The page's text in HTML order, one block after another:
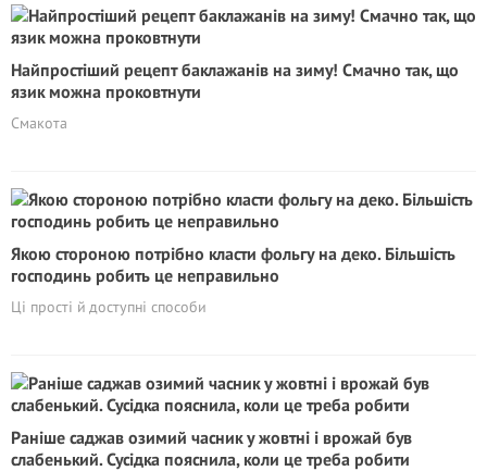
Найпростіший рецепт баклажанів на зиму! Смачно так, що
язик можна проковтнути
Смакота
Якою стороною потрібно класти фольгу на деко. Більшість
господинь робить це неправильно
Ці прості й доступні способи
Раніше саджав озимий часник у жовтні і врожай був
слабенький. Сусідка пояснила, коли це треба робити